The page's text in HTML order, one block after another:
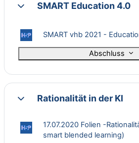
EinklappenSMART Education 4.0
SMART vhb 2021 -
Abschluss
EinklappenRationalität in der KI
17.07.2020 Folien -
smart blended learning)